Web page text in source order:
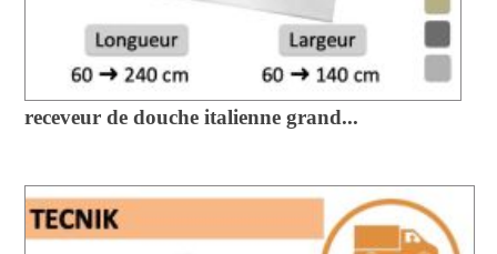
receveur de douche italienne grand...